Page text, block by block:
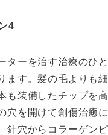
4
ターを治す治療のひ
ます。髪の毛よりも
も装備したチップを
穴を開けて創傷治癒
針穴からコラーゲン